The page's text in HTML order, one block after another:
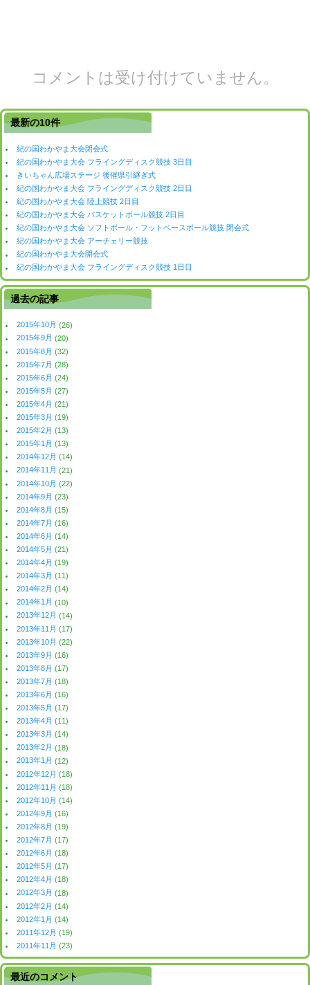
コメントは受け付けていません。
最新の10件
紀の国わかやま大会閉会式
紀の国わかやま大会 フライングディスク競技 3日目
きいちゃん広場ステージ 後催県引継ぎ式
紀の国わかやま大会 フライングディスク競技 2日目
紀の国わかやま大会 陸上競技 2日目
紀の国わかやま大会 バスケットボール競技 2日目
紀の国わかやま大会 ソフトボール・フットベースボール競技 閉会式
紀の国わかやま大会 アーチェリー競技
紀の国わかやま大会開会式
紀の国わかやま大会 フライングディスク競技 1日目
過去の記事
2015年10月 (26)
2015年9月 (20)
2015年8月 (32)
2015年7月 (28)
2015年6月 (24)
2015年5月 (27)
2015年4月 (21)
2015年3月 (19)
2015年2月 (13)
2015年1月 (13)
2014年12月 (14)
2014年11月 (21)
2014年10月 (22)
2014年9月 (23)
2014年8月 (15)
2014年7月 (16)
2014年6月 (14)
2014年5月 (21)
2014年4月 (19)
2014年3月 (11)
2014年2月 (14)
2014年1月 (10)
2013年12月 (14)
2013年11月 (17)
2013年10月 (22)
2013年9月 (16)
2013年8月 (17)
2013年7月 (18)
2013年6月 (16)
2013年5月 (17)
2013年4月 (11)
2013年3月 (14)
2013年2月 (18)
2013年1月 (12)
2012年12月 (18)
2012年11月 (18)
2012年10月 (14)
2012年9月 (16)
2012年8月 (19)
2012年7月 (17)
2012年6月 (18)
2012年5月 (17)
2012年4月 (18)
2012年3月 (18)
2012年2月 (14)
2012年1月 (14)
2011年12月 (19)
2011年11月 (23)
最近のコメント